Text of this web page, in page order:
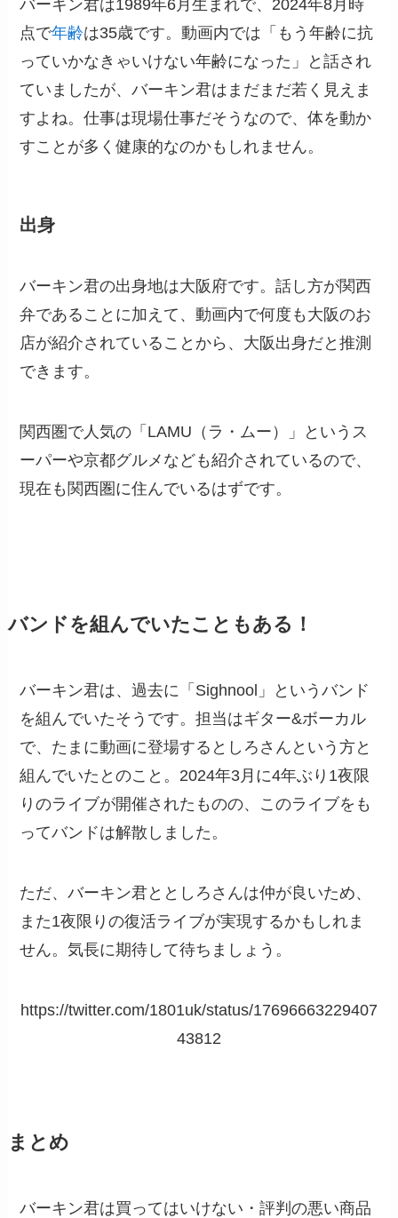
バーキン君は1989年6月生まれで、2024年8月時
点で年齢は35歳です。動画内では「もう年齢に抗
っていかなきゃいけない年齢になった」と話され
ていましたが、バーキン君はまだまだ若く見えま
すよね。仕事は現場仕事だそうなので、体を動か
すことが多く健康的なのかもしれません。
出身
バーキン君の出身地は大阪府です。話し方が関西
弁であることに加えて、動画内で何度も大阪のお
店が紹介されていることから、大阪出身だと推測
できます。
関西圏で人気の「LAMU（ラ・ムー）」というス
ーパーや京都グルメなども紹介されているので、
現在も関西圏に住んでいるはずです。
バンドを組んでいたこともある！
バーキン君は、過去に「Sighnool」というバンド
を組んでいたそうです。担当はギター&ボーカル
で、たまに動画に登場するとしろさんという方と
組んでいたとのこと。2024年3月に4年ぶり1夜限
りのライブが開催されたものの、このライブをも
ってバンドは解散しました。
ただ、バーキン君ととしろさんは仲が良いため、
また1夜限りの復活ライブが実現するかもしれま
せん。気長に期待して待ちましょう。
https://twitter.com/1801uk/status/17696663229407
43812
まとめ
バーキン君は買ってはいけない・評判の悪い商品